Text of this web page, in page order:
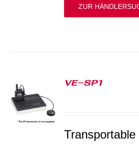
ZUR
VE-SP1
Transportable